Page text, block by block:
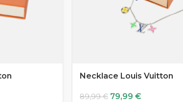
Necklace Louis Vuitton
89,99€ 79,99 €